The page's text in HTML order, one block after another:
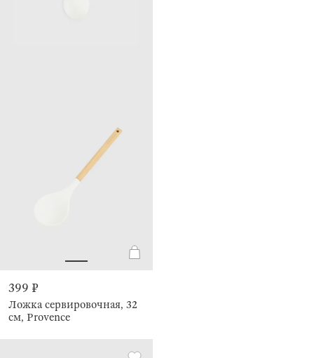
399 ₽
Ложка сервировочная, 32
см, Provence